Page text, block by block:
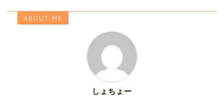
ABOUT ME
しょちょー